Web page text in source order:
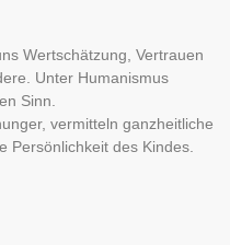
Wertschätzung, Vertrauen
Unter Humanismus
Sinn.
vermitteln ganzheitliche
Persönlichkeit des Kindes.